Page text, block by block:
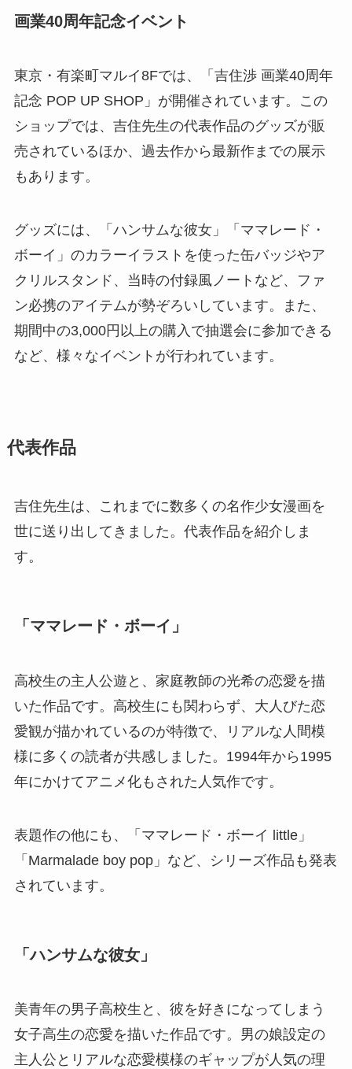
画業40周年記念イベント
東京・有楽町マルイ8Fでは、「吉住渉 画業40周年
記念 POP UP SHOP」が開催されています。この
ショップでは、吉住先生の代表作品のグッズが販
売されているほか、過去作から最新作までの展示
もあります。
グッズには、「ハンサムな彼女」「ママレード・
ボーイ」のカラーイラストを使った缶バッジやア
クリルスタンド、当時の付録風ノートなど、ファ
ン必携のアイテムが勢ぞろいしています。また、
期間中の3,000円以上の購入で抽選会に参加できる
など、様々なイベントが行われています。
代表作品
吉住先生は、これまでに数多くの名作少女漫画を
世に送り出してきました。代表作品を紹介しま
す。
「ママレード・ボーイ」
高校生の主人公遊と、家庭教師の光希の恋愛を描
いた作品です。高校生にも関わらず、大人びた恋
愛観が描かれているのが特徴で、リアルな人間模
様に多くの読者が共感しました。1994年から1995
年にかけてアニメ化もされた人気作です。
表題作の他にも、「ママレード・ボーイ little」
「Marmalade boy pop」など、シリーズ作品も発表
されています。
「ハンサムな彼女」
美青年の男子高校生と、彼を好きになってしまう
女子高生の恋愛を描いた作品です。男の娘設定の
主人公とリアルな恋愛模様のギャップが人気の理